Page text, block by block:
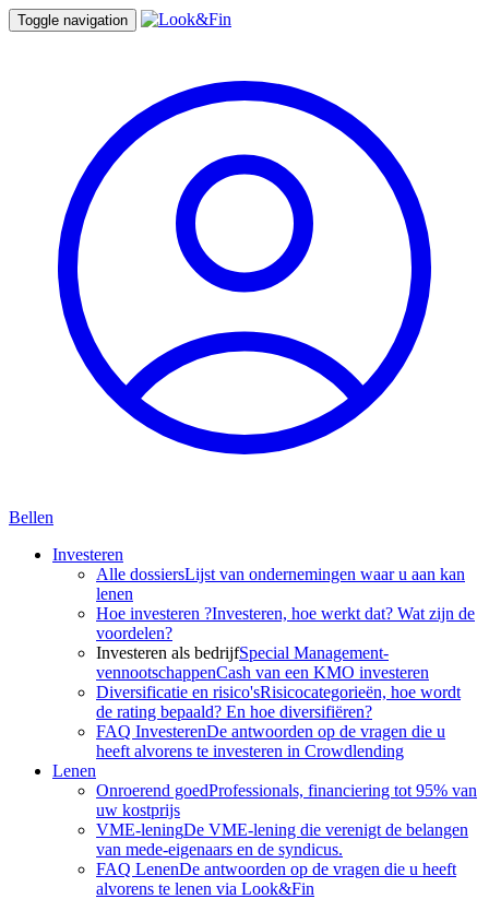
Toggle navigation
Bellen
Investeren
Alle dossiersLijst van ondernemingen waar u aan kan
lenen
Hoe investeren ?Investeren, hoe werkt dat? Wat zijn de
voordelen?
Investeren als bedrijfSpecial Management-
vennootschappenCash van een KMO investeren
Diversificatie en risico'sRisicocategorieën, hoe wordt
de rating bepaald? En hoe diversifiëren?
FAQ InvesterenDe antwoorden op de vragen die u
heeft alvorens te investeren in Crowdlending
Lenen
Onroerend goedProfessionals, financiering tot 95% van
uw kostprijs
VME-leningDe VME-lening die verenigt de belangen
van mede-eigenaars en de syndicus.
FAQ LenenDe antwoorden op de vragen die u heeft
alvorens te lenen via Look&Fin